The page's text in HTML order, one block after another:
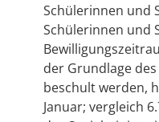
Schülerinnen und
Schülerinnen und
der Grundlage
beschult werden,
Januar; vergleich